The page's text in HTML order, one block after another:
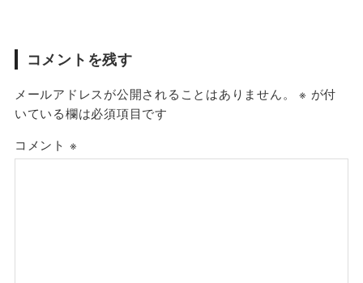
コメントを残す
メールアドレスが公開されることはありません。 ※ が付
いている欄は必須項目です
コメント ※